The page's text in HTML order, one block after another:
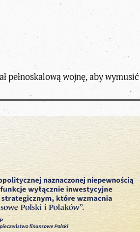
pełnoskalową wojnę, aby